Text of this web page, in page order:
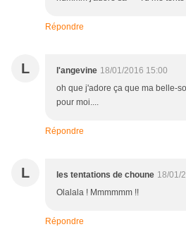
Répondre
L l'angevine 18/01/2016 15:00
oh que j'adore ça que ma belle-
pour moi....
Répondre
L les tentations de choune 18/01/
Olalala ! Mmmmmm !!
Répondre